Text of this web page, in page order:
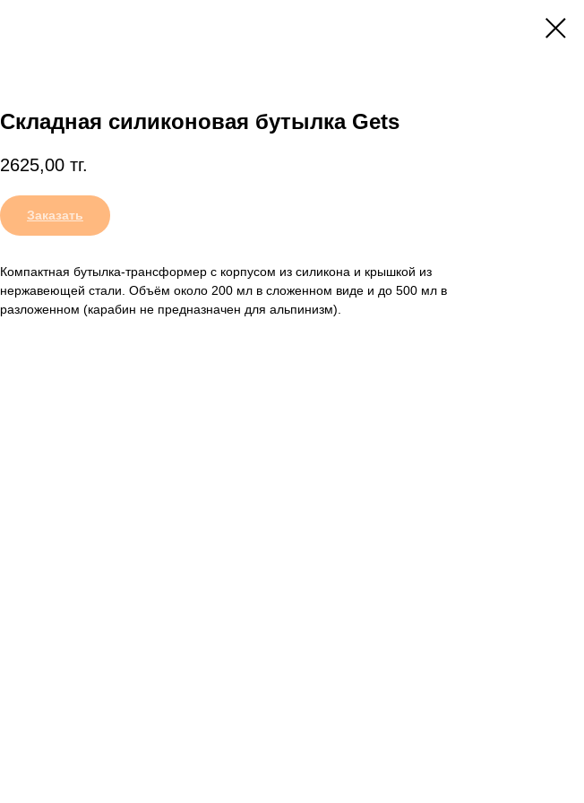
Складная силиконовая бутылка Gets
2625,00 тг.
Заказать
Компактная бутылка-трансформер с корпусом из силикона и крышкой из
нержавеющей стали. Объём около 200 мл в сложенном виде и до 500 мл в
разложенном (карабин не предназначен для альпинизм).